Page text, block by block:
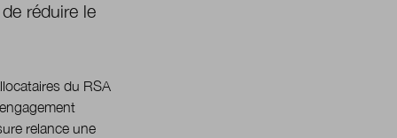
réduire le
du RSA
relance une